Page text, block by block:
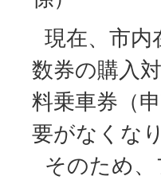
現在、市
数券の購入
料乗車券（
要がなくな
そのため